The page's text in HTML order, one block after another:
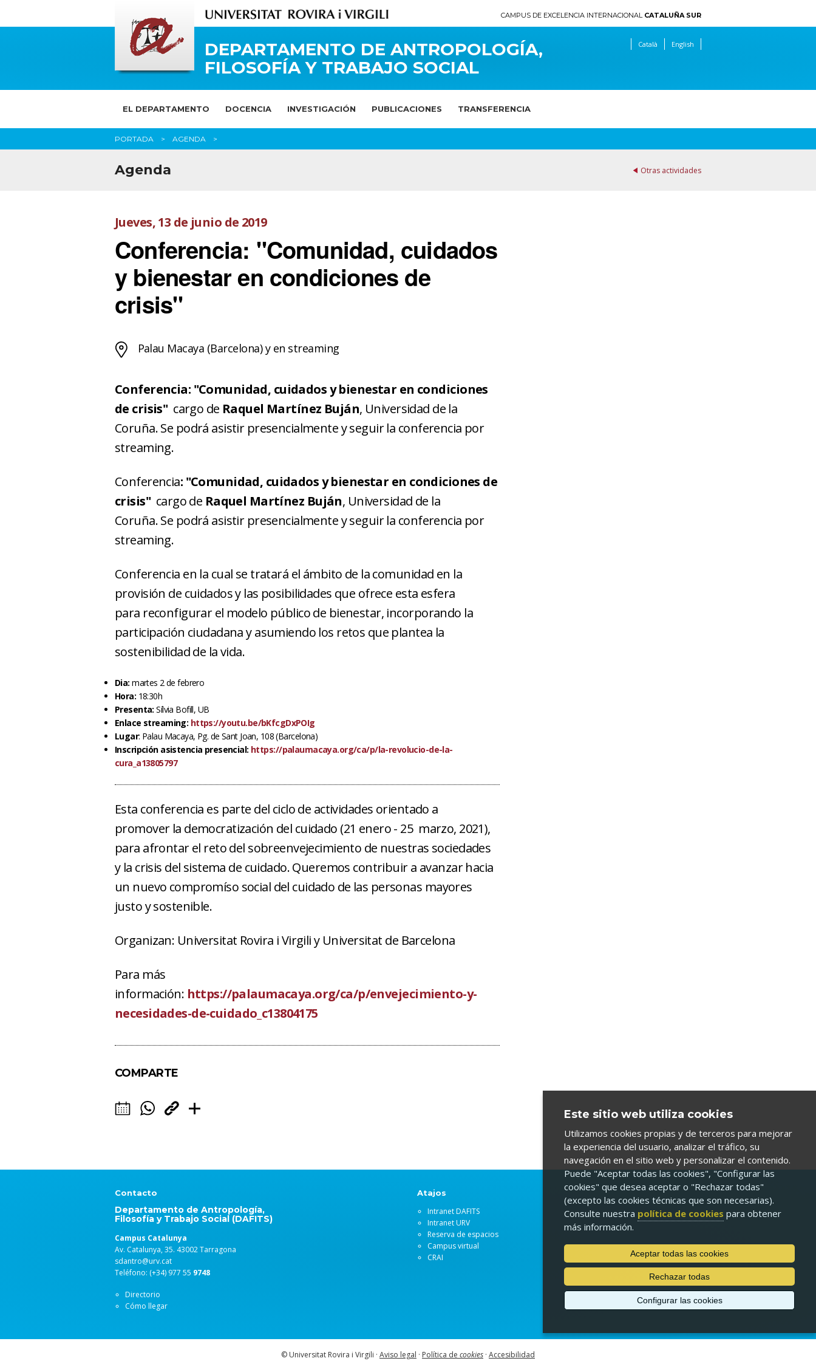
CAMPUS DE EXCELENCIA INTERNACIONAL CATALUÑA SUR
DEPARTAMENTO DE ANTROPOLOGÍA,
FILOSOFÍA Y TRABAJO SOCIAL
Català English
EL DEPARTAMENTO DOCENCIA INVESTIGACIÓN PUBLICACIONES TRANSFERENCIA
PORTADA AGENDA
Otras actividades
Agenda
Jueves, 13 de junio de 2019
Conferencia: "Comunidad, cuidados
y bienestar en condiciones de
crisis"
Palau Macaya (Barcelona) y en streaming
Conferencia: "Comunidad, cuidados y bienestar en condiciones
de crisis" cargo de Raquel Martínez Buján, Universidad de la
Coruña. Se podrá asistir presencialmente y seguir la conferencia por
streaming.
Conferencia: "Comunidad, cuidados y bienestar en condiciones de
crisis" cargo de Raquel Martínez Buján, Universidad de la
Coruña. Se podrá asistir presencialmente y seguir la conferencia por
streaming.
Conferencia en la cual se tratará el ámbito de la comunidad en la
provisión de cuidados y las posibilidades que ofrece esta esfera
para reconfigurar el modelo público de bienestar, incorporando la
participación ciudadana y asumiendo los retos que plantea la
sostenibilidad de la vida.
Dia:martes 2 de febrero
Hora: 18:30h
Presenta:Sílvia Bofill, UB
Enlace streaming: https://youtu.be/bKfcgDxPOIg
Lugar: Palau Macaya, Pg. de Sant Joan, 108 (Barcelona)
Inscripción asistencia presencial: https://palaumacaya.org/ca/p/la-revolucio-de-la-
cura_a13805797
Esta conferencia es parte del ciclo de actividades orientado a
promover la democratización del cuidado (21 enero - 25 marzo, 2021),
para afrontar el reto del sobreenvejecimiento de nuestras sociedades
y la crisis del sistema de cuidado. Queremos contribuir a avanzar hacia
un nuevo compromíso social del cuidado de las personas mayores
justo y sostenible.
Organizan: Universitat Rovira i Virgili y Universitat de Barcelona
Para más
información: https://palaumacaya.org/ca/p/envejecimiento-y-
necesidades-de-cuidado_c13804175
COMPARTE
Contacto
Departamento de Antropología,
Filosofía y Trabajo Social (DAFITS)
Campus Catalunya
Av. Catalunya, 35. 43002 Tarragona
sdantro@urv.cat
Teléfono: (+34) 977 55 9748
Directorio
Cómo llegar
Atajos
Intranet DAFITS
Intranet URV
Reserva de espacios
Campus virtual
CRAI
© Universitat Rovira i Virgili · Aviso legal · Política de cookies · Accesibilidad
Este sitio web utiliza cookies
Utilizamos cookies propias y de terceros para mejorar
la experiencia del usuario, analizar el tráfico, su
navegación en el sitio web y personalizar el contenido.
Puede "Aceptar todas las cookies", "Configurar las
cookies" que desea aceptar o "Rechazar todas"
(excepto las cookies técnicas que son necesarias).
Consulte nuestra política de cookies para obtener
más información.
Aceptar todas las cookies
Rechazar todas
Configurar las cookies